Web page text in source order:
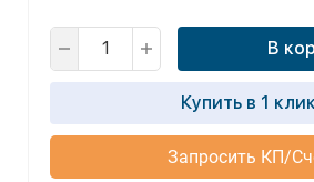
В
Купить в 1 клик
Запросить КП/